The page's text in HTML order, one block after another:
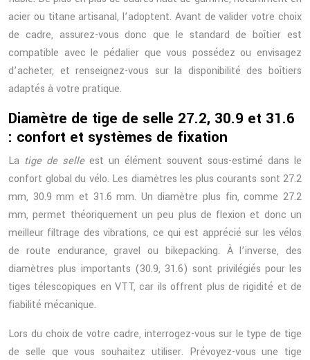
acier ou titane artisanal, l’adoptent. Avant de valider votre choix
de cadre, assurez-vous donc que le standard de boîtier est
compatible avec le pédalier que vous possédez ou envisagez
d’acheter, et renseignez-vous sur la disponibilité des boîtiers
adaptés à votre pratique.
Diamètre de tige de selle 27.2, 30.9 et 31.6
: confort et systèmes de fixation
La tige de selleest un élément souvent sous-estimé dans le
confort global du vélo. Les diamètres les plus courants sont 27.2
mm, 30.9 mm et 31.6 mm. Un diamètre plus fin, comme 27.2
mm, permet théoriquement un peu plus de flexion et donc un
meilleur filtrage des vibrations, ce qui est apprécié sur les vélos
de route endurance, gravel ou bikepacking. À l’inverse, des
diamètres plus importants (30.9, 31.6) sont privilégiés pour les
tiges télescopiques en VTT, car ils offrent plus de rigidité et de
fiabilité mécanique.
Lors du choix de votre cadre, interrogez-vous sur le type de tige
de selle que vous souhaitez utiliser. Prévoyez-vous une tige